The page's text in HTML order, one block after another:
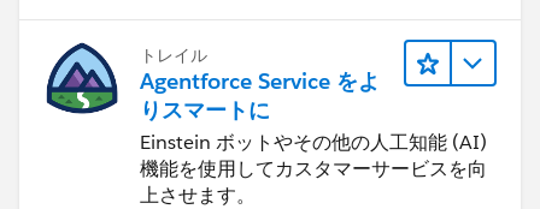
トレイル
Agentforce Service をよ
りスマートに
Einstein ボットやその他の人工知能 (AI)
機能を使用してカスタマーサービスを向
上させます。